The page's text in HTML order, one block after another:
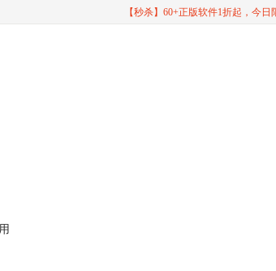
【秒杀】60+正版软件1折起，今日